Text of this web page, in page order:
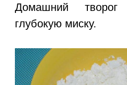
Домашний
глубокую миску.